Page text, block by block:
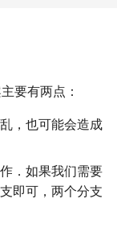
要有两点：
，也可能会造成
．如果我们需要
即可，两个分支